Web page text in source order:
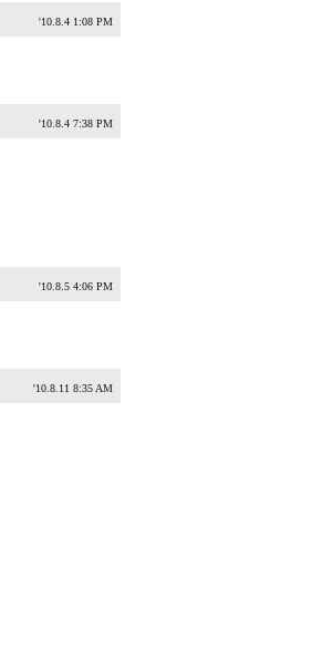
'10.8.4 1:08 PM
'10.8.4 7:38 PM
'10.8.5 4:06 PM
'10.8.11 8:35 AM